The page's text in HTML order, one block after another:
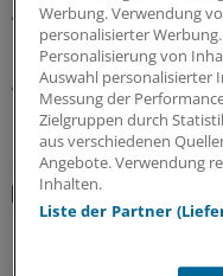
grundlegend
Hinblick auf
Krankenhäuser und
Wollenberg.
LESEN SIE AUCH
Ergebnisse des MB-
Ein Viertel der
Werbung. Verwendung
personalisierter
Personalisierung von
Auswahl personalisierter
Messung der
Zielgruppen durch
aus verschiedenen
Angebote. Verwendung
Inhalten.
Liste der Partner